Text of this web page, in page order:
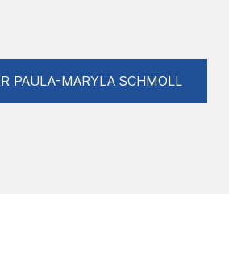
PAULA-MARYLA SCHMOLL